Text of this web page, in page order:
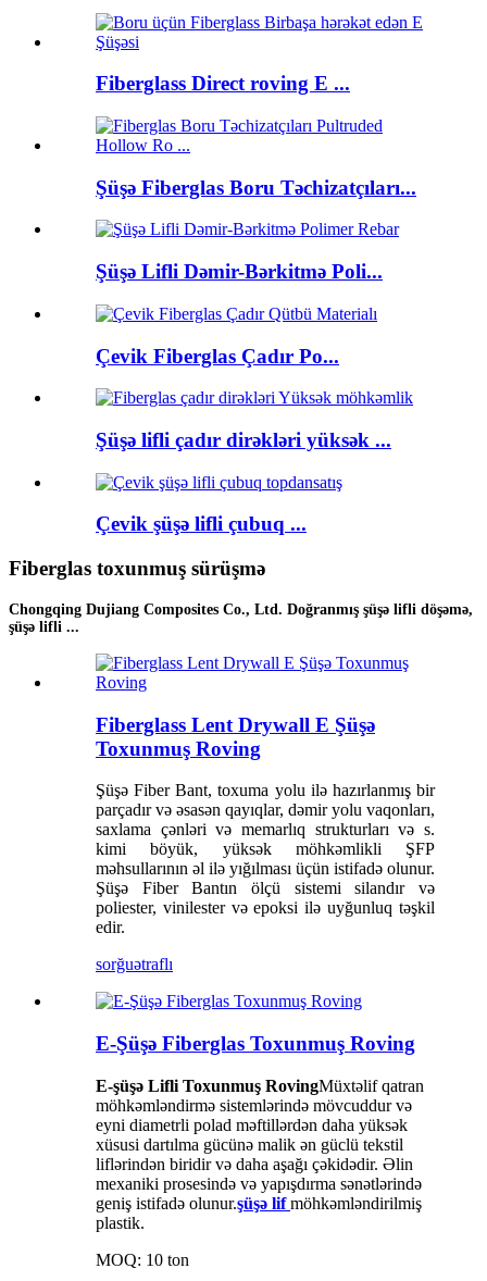
Fiberglass Direct roving E ...
Şüşə Fiberglas Boru Təchizatçıları...
Şüşə Lifli Dəmir-Bərkitmə Poli...
Çevik Fiberglas Çadır Po...
Şüşə lifli çadır dirəkləri yüksək ...
Çevik şüşə lifli çubuq ...
Fiberglas toxunmuş sürüşmə
Chongqing Dujiang Composites Co., Ltd. Doğranmış şüşə lifli döşəmə,
şüşə lifli ...
Fiberglass Lent Drywall E Şüşə
Toxunmuş Roving
Şüşə Fiber Bant, toxuma yolu ilə hazırlanmış bir
parçadır və əsasən qayıqlar, dəmir yolu vaqonları,
saxlama çənləri və memarlıq strukturları və s.
kimi böyük, yüksək möhkəmlikli ŞFP
məhsullarının əl ilə yığılması üçün istifadə olunur.
Şüşə Fiber Bantın ölçü sistemi silandır və
poliester, vinilester və epoksi ilə uyğunluq təşkil
edir.
sorğuətraflı
E-Şüşə Fiberglas Toxunmuş Roving
E-şüşə Lifli Toxunmuş RovingMüxtəlif qatran
möhkəmləndirmə sistemlərində mövcuddur və
eyni diametrli polad məftillərdən daha yüksək
xüsusi dartılma gücünə malik ən güclü tekstil
liflərindən biridir və daha aşağı çəkidədir. Əlin
mexaniki prosesində və yapışdırma sənətlərində
geniş istifadə olunur.şüşə lif möhkəmləndirilmiş
plastik.
MOQ: 10 ton